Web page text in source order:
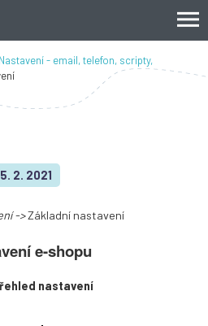
Nastavení - email, telefon, scripty,
5. 2. 2021
->Základní nastavení
e-shopu
nastavení